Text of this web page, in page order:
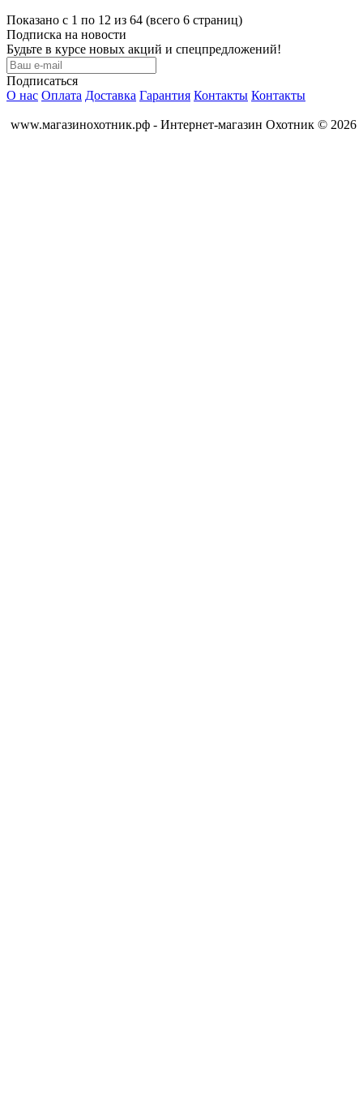
Показано с 1 по 12 из 64 (всего 6 страниц)
Подписка на новости
Будьте в курсе новых акций и спецпредложений!
Подписаться
О нас Оплата Доставка Гарантия Контакты Контакты
www.магазинохотник.рф - Интернет-магазин Охотник © 2026